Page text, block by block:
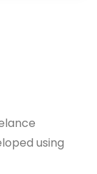
using